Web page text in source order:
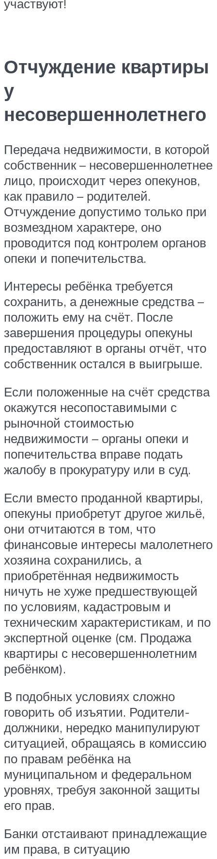
участвуют!
Отчуждение квартиры
у
несовершеннолетнего
Передача недвижимости, в которой
собственник – несовершеннолетнее
лицо, происходит через опекунов,
как правило – родителей.
Отчуждение допустимо только при
возмездном характере, оно
проводится под контролем органов
опеки и попечительства.
Интересы ребёнка требуется
сохранить, а денежные средства –
положить ему на счёт. После
завершения процедуры опекуны
предоставляют в органы отчёт, что
собственник остался в выигрыше.
Если положенные на счёт средства
окажутся несопоставимыми с
рыночной стоимостью
недвижимости – органы опеки и
попечительства вправе подать
жалобу в прокуратуру или в суд.
Если вместо проданной квартиры,
опекуны приобретут другое жильё,
они отчитаются в том, что
финансовые интересы малолетнего
хозяина сохранились, а
приобретённая недвижимость
ничуть не хуже предшествующей
по условиям, кадастровым и
техническим характеристикам, и по
экспертной оценке (см. Продажа
квартиры с несовершеннолетним
ребёнком).
В подобных условиях сложно
говорить об изъятии. Родители-
должники, нередко манипулируют
ситуацией, обращаясь в комиссию
по правам ребёнка на
муниципальном и федеральном
уровнях, требуя законной защиты
его прав.
Банки отстаивают принадлежащие
им права, в ситуацию